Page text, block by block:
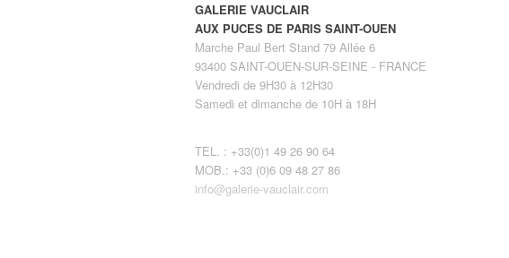
GALERIE VAUCLAIR
AUX PUCES DE PARIS SAINT-OUEN
Marche Paul Bert Stand 79 Allée 6
93400 SAINT-OUEN-SUR-SEINE - FRANCE
Vendredi de 9H30 à 12H30
Samedi et dimanche de 10H à 18H
TEL. : +33(0)1 49 26 90 64
MOB.: +33 (0)6 09 48 27 86
info@galerie-vauclair.com